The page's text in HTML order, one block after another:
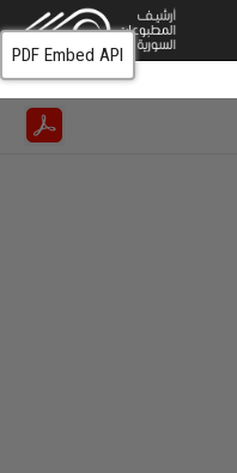
PDF Embed API